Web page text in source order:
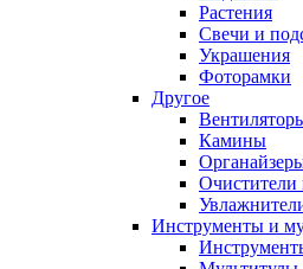
Растения
Свечи и
Украшения
Фоторамки
Другое
Камины
Очистители
Инструменты и